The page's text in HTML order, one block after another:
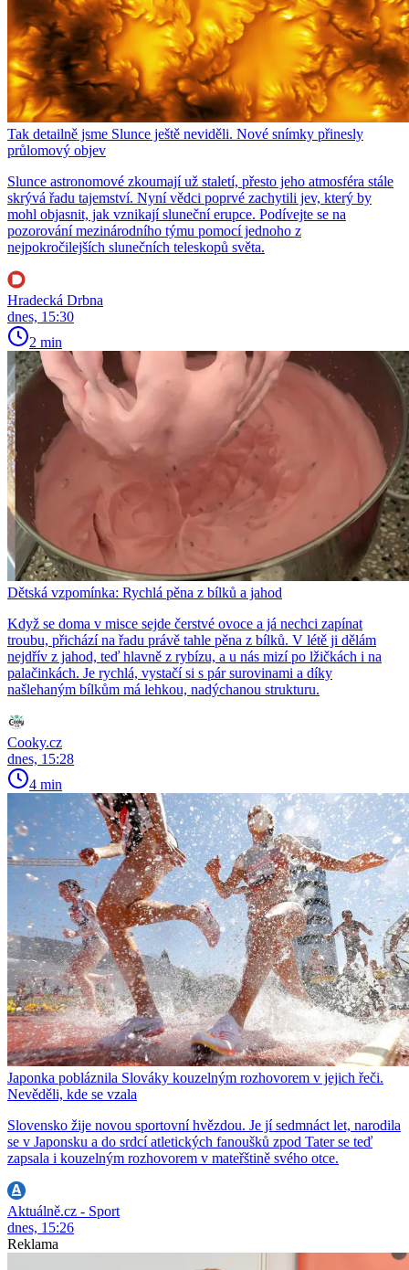
Tak detailně jsme Slunce ještě neviděli. Nové snímky přinesly
průlomový objev
Slunce astronomové zkoumají už staletí, přesto jeho atmosféra stále
skrývá řadu tajemství. Nyní vědci poprvé zachytili jev, který by
mohl objasnit, jak vznikají sluneční erupce. Podívejte se na
pozorování mezinárodního týmu pomocí jednoho z
nejpokročilejších slunečních teleskopů světa.
Hradecká Drbna
dnes, 15:30
2 min
Dětská vzpomínka: Rychlá pěna z bílků a jahod
Když se doma v misce sejde čerstvé ovoce a já nechci zapínat
troubu, přichází na řadu právě tahle pěna z bílků. V létě ji dělám
nejdřív z jahod, teď hlavně z rybízu, a u nás mizí po lžičkách i na
palačinkách. Je rychlá, vystačí si s pár surovinami a díky
našlehaným bílkům má lehkou, nadýchanou strukturu.
Cooky.cz
dnes, 15:28
4 min
Japonka pobláznila Slováky kouzelným rozhovorem v jejich řeči.
Nevěděli, kde se vzala
Slovensko žije novou sportovní hvězdou. Je jí sedmnáct let, narodila
se v Japonsku a do srdcí atletických fanoušků zpod Tater se teď
zapsala i kouzelným rozhovorem v mateřštině svého otce.
Aktuálně.cz - Sport
dnes, 15:26
Reklama